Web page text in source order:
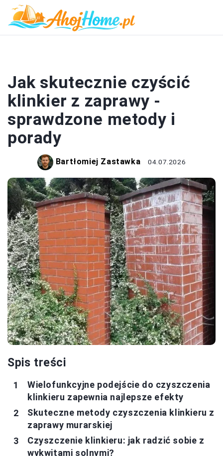
Jak skutecznie czyścić
klinkier z zaprawy -
sprawdzone metody i
porady
Bartłomiej Zastawka 04.07.2026
Spis treści
Wielofunkcyjne podejście do czyszczenia
klinkieru zapewnia najlepsze efekty
Skuteczne metody czyszczenia klinkieru z
zaprawy murarskiej
Czyszczenie klinkieru: jak radzić sobie z
wykwitami solnymi?